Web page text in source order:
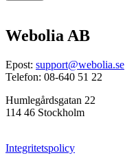
Webolia AB
Epost: support@webolia.se
Telefon: 08-640 51 22
Humlegårdsgatan 22
114 46 Stockholm
Integritetspolicy